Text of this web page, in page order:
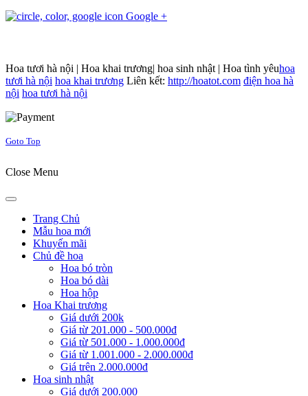
Google +
Hoa tươi hà nội | Hoa khai trương| hoa sinh nhật | Hoa tình yêuhoa
tươi hà nội hoa khai trương Liên kết: http://hoatot.com điện hoa hà
nội hoa tươi hà nội
Goto Top
Close Menu
Trang Chủ
Mẫu hoa mới
Khuyến mãi
Chủ đề hoa
Hoa bó tròn
Hoa bó dài
Hoa hộp
Hoa Khai trương
Giá dưới 200k
Giá từ 201.000 - 500.000đ
Giá từ 501.000 - 1.000.000đ
Giá từ 1.001.000 - 2.000.000đ
Giá trên 2.000.000đ
Hoa sinh nhật
Giá dưới 200.000